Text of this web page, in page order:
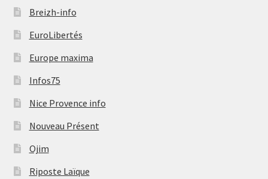
Breizh-info
EuroLibertés
Europe maxima
Infos75
Nice Provence info
Nouveau Présent
Ojim
Riposte Laïque